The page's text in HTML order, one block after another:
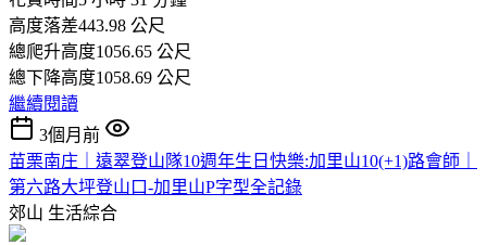
高度落差443.98 公尺
總爬升高度1056.65 公尺
總下降高度1058.69 公尺
繼續閱讀
3個月前
苗栗南庄｜遠翠登山隊10週年生日快樂:加里山10(+1)路會師｜
第六路大坪登山口-加里山P字型全記錄
郊山 生活綜合